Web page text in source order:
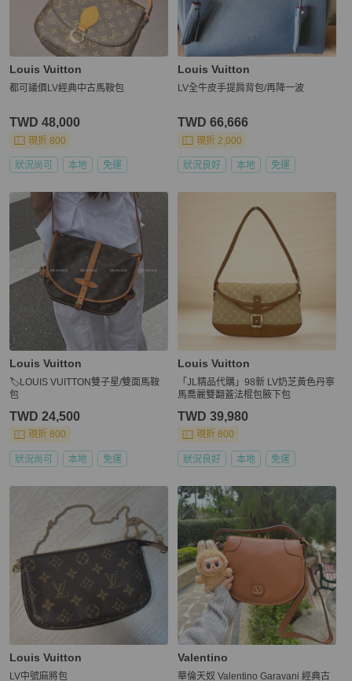
Louis Vuitton
都可議價LV經典中古馬鞍包
TWD 48,000
現折 800
狀況尚可 本地 免運
Louis Vuitton
LV全牛皮手提肩背包/再降一波
TWD 66,666
現折 2,000
狀況良好 本地 免運
Louis Vuitton
🏷LOUIS VUITTON雙子星/雙面馬鞍
包
TWD 24,500
現折 800
狀況尚可 本地 免運
Louis Vuitton
「JL精品代購」98新 LV奶芝黃色丹寧
馬喬麗雙翻蓋法棍包腋下包
TWD 39,980
現折 800
狀況良好 本地 免運
Louis Vuitton
LV中號麻將包
Valentino
華倫天奴 Valentino Garavani 經典古